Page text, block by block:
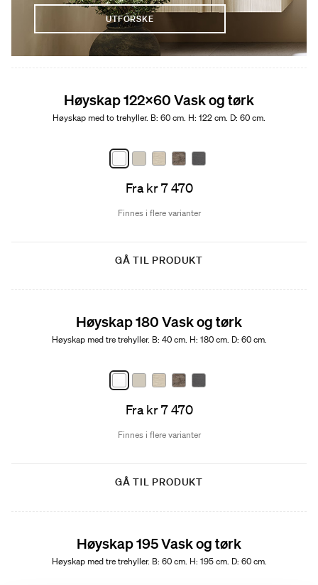
UTFORSKE
Høyskap 122x60 Vask og tørk
Høyskap med to trehyller. B: 60 cm. H: 122 cm. D: 60 cm.
Fra kr 7 470
Finnes i flere varianter
GÅ TIL PRODUKT
Høyskap 180 Vask og tørk
Høyskap med tre trehyller. B: 40 cm. H: 180 cm. D: 60 cm.
Fra kr 7 470
Finnes i flere varianter
GÅ TIL PRODUKT
Høyskap 195 Vask og tørk
Høyskap med tre trehyller. B: 60 cm. H: 195 cm. D: 60 cm.